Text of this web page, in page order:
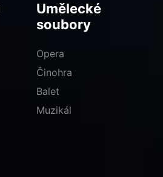
Umělecké
soubory
Opera
Činohra
Balet
Muzikál